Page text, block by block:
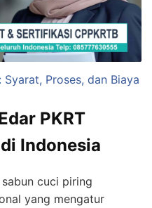
Syarat, Proses, dan Biaya
PKRT
Indonesia
cuci piring
yang mengatur